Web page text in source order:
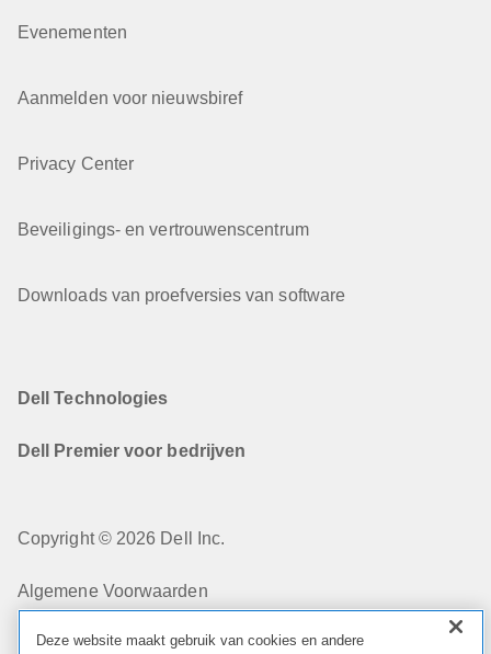
Evenementen
Aanmelden voor nieuwsbiref
Privacy Center
Beveiligings- en vertrouwenscentrum
Downloads van proefversies van software
Dell Technologies
Dell Premier voor bedrijven
Copyright © 2026 Dell Inc.
Algemene Voorwaarden
Privacybeleid
Deze website maakt gebruik van cookies en andere